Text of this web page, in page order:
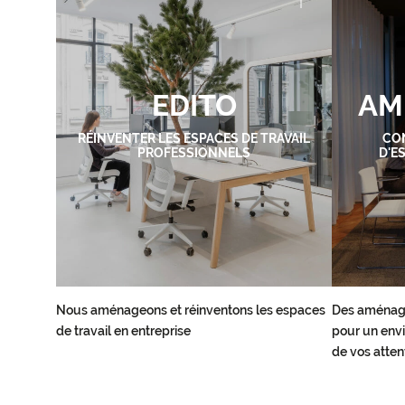
EDITO
RÉINVENTER LES ESPACES DE TRAVAIL
PROFESSIONNELS
Nous aménageons et réinventons les espaces
de travail en entreprise
Des
pour un
de vos